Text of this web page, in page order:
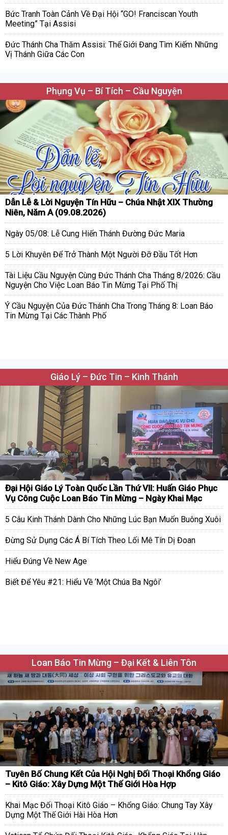
Bức Tranh Toàn Cảnh Về Đại Hội “GO! Franciscan Youth
Meeting” Tại Assisi
Đức Thánh Cha Thăm Assisi: Thế Giới Đang Tìm Kiếm Những
Vị Thánh Giữa Các Con
Phụng Vụ – Bí Tích – Cầu Nguyện
Dẫn Lễ & Lời Nguyện Tín Hữu – Chúa Nhật XIX Thường
Niên, Năm A (09.08.2026)
Ngày 05/08: Lễ Cung Hiến Thánh Đường Đức Maria
5 Lời Khuyên Để Trở Thành Một Người Đỡ Đầu Tốt Hơn
Tài Liệu Cầu Nguyện Cùng Đức Thánh Cha Tháng 8/2026: Cầu
Nguyện Cho Việc Loan Báo Tin Mừng Tại Phố Thị
Ý Cầu Nguyện Của Đức Thánh Cha Trong Tháng 8: Loan Báo
Tin Mừng Tại Các Thành Phố
Giáo Lý – Đức Tin – Kinh Thánh
Đại Hội Giáo Lý Toàn Quốc Lần Thứ VII: Huấn Giáo Phục
Vụ Công Cuộc Loan Báo Tin Mừng – Ngày Khai Mạc
5 Câu Kinh Thánh Dành Cho Những Lúc Bạn Muốn Buông Xuôi
Đừng Sử Dụng Các Á Bí Tích Theo Lối Mê Tín Dị Đoan
Hiểu Đúng Về New Age
Biết Để Yêu #21: Hiểu Về ‘Một Chúa Ba Ngôi’
Loan Báo Tin Mừng – Đại Kết & Liên Tôn
Tuyên Bố Chung Kết Của Hội Nghị Đối Thoại Khổng Giáo
– Kitô Giáo: Xây Dựng Một Thế Giới Hòa Hợp
Khai Mạc Đối Thoại Kitô Giáo – Khổng Giáo: Chung Tay Xây
Dựng Một Thế Giới Hài Hòa Hơn